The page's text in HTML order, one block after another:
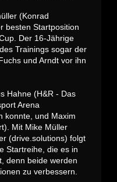
(Konrad
besten Startposition
Der 16-Jährige
Trainings sogar der
und Arndt vor ihn
Hahne (H&R - Das
Arena
konnte, und Maxim
Mit Mike Müller
(drive.solutions) folgt
Startreihe, die es in
denn beide werden
zu verbessern.